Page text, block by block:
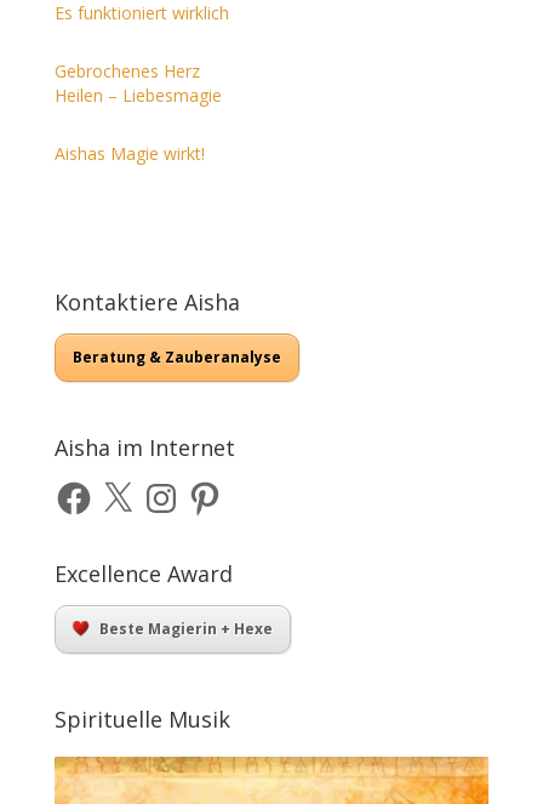
Es funktioniert wirklich
Gebrochenes Herz
Heilen – Liebesmagie
Aishas Magie wirkt!
Kontaktiere Aisha
Beratung & Zauberanalyse
Aisha im Internet
Facebook
X InstagramPinterest
Excellence Award
Beste Magierin + Hexe
Spirituelle Musik